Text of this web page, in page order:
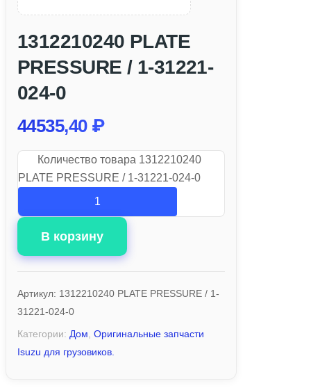
1312210240 PLATE
PRESSURE / 1-31221-
024-0
44535,40 ₽
Количество товара 1312210240
PLATE PRESSURE / 1-31221-024-0
В корзину
Артикул: 1312210240 PLATE PRESSURE / 1-
31221-024-0
Категории: Дом Оригинальные запчасти
Isuzu для грузовиков.